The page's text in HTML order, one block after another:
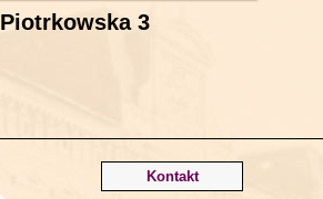
Piotrkowska 3
Kontakt